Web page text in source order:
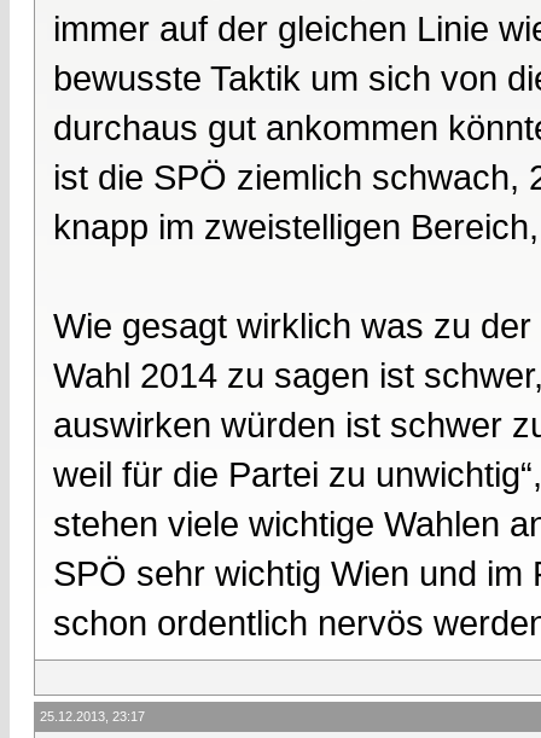
immer auf der gleichen Linie
bewusste Taktik um sich von
durchaus gut ankommen
ist die SPÖ ziemlich schwach,
knapp im zweistelligen
Wie gesagt wirklich was zu
Wahl 2014 zu sagen ist
auswirken würden ist schwer
weil für die Partei zu
stehen viele wichtige Wahlen
SPÖ sehr wichtig Wien und
schon ordentlich nervös
25.12.2013, 23:17